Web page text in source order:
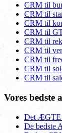
CRM til
CRM til
CRM til
CRM til
CRM til
CRM til
CRM til
CRM til
CRM til
Vores bedste
Det ÆGTE
De bedste